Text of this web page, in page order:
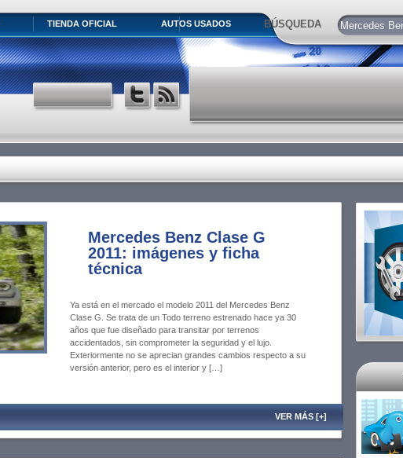
TIENDA OFICIAL AUTOS USADOS BÚSQUEDA
Mercedes Benz Clase G
2011: imágenes y ficha
técnica
Ya está en el mercado el modelo 2011 del Mercedes Benz
Clase G. Se trata de un Todo terreno estrenado hace ya 30
años que fue diseñado para transitar por terrenos
accidentados, sin comprometer la seguridad y el lujo.
Exteriormente no se aprecian grandes cambios respecto a su
versión anterior, pero es el interior y […]
VER MÁS [+]